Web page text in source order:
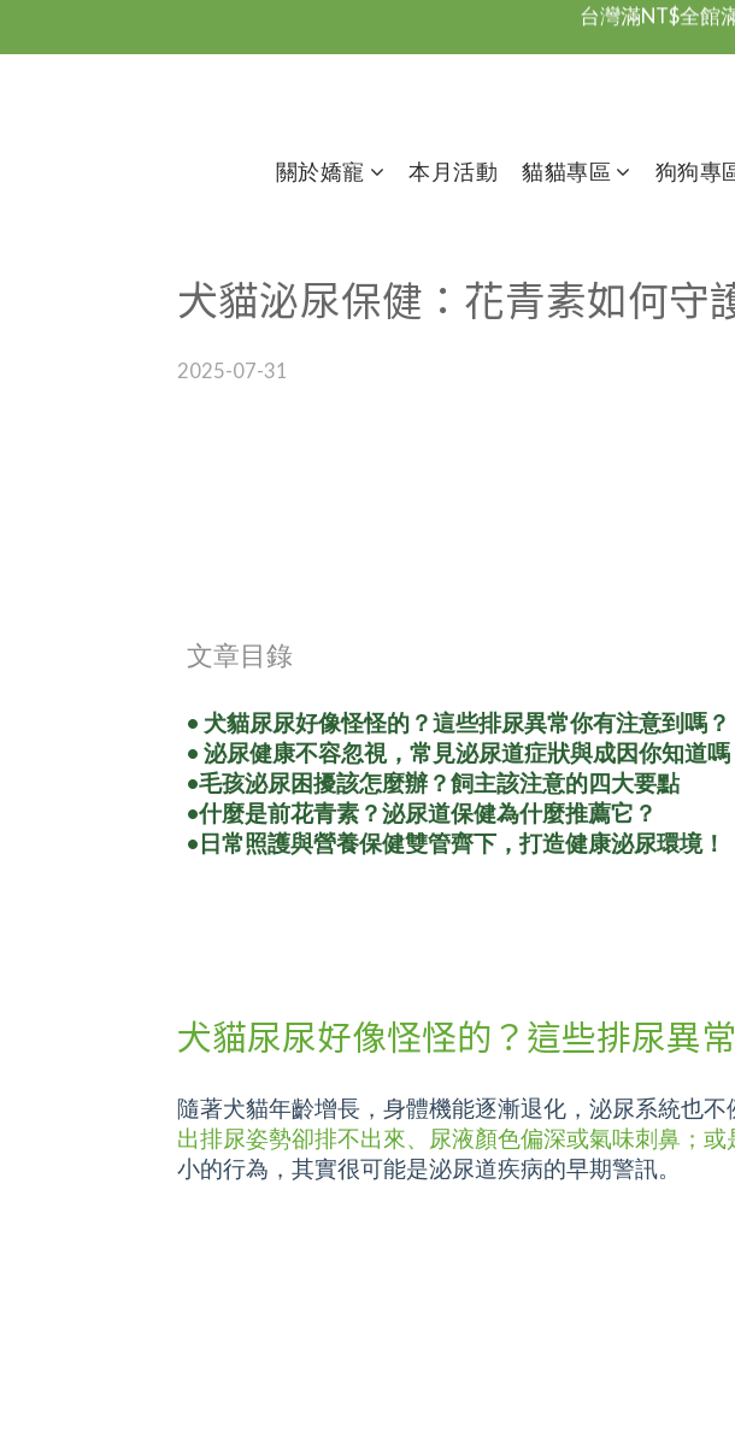
台灣滿NT$全館
關於嬌寵 本月活動 貓貓專區 狗狗專
犬貓泌尿保健：花青素如何守
2025-07-31
文章目錄
• 犬貓尿尿好像怪怪的？這些排尿異常你有注意到嗎？
• 泌尿健康不容忽視，常見泌尿道症狀與成因你知道嗎
•毛孩泌尿困擾該怎麼辦？飼主該注意的四大要點
•什麼是前花青素？泌尿道保健為什麼推薦它？
•日常照護與營養保健雙管齊下，打造健康泌尿環境！
犬貓尿尿好像怪怪的？這些排尿異
隨著犬貓年齡增長，身體機能逐漸退化，泌尿系統也
出排尿姿勢卻排不出來、尿液顏色偏深或氣味刺鼻；
小的行為，其實很可能是泌尿道疾病的早期警訊。